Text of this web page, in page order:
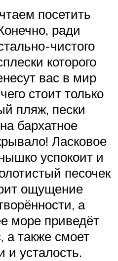
посетить
ради
чистого
которого
вас в мир
стоит только
пляж, пески
бархатное
Ласковое
успокоит и
песочек
ощущение
а
море приведёт
а также смоет
и усталость.